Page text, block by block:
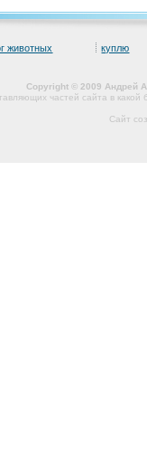
животных куплю
Copyright © 2009 Андрей
частей сайта в
Сайт